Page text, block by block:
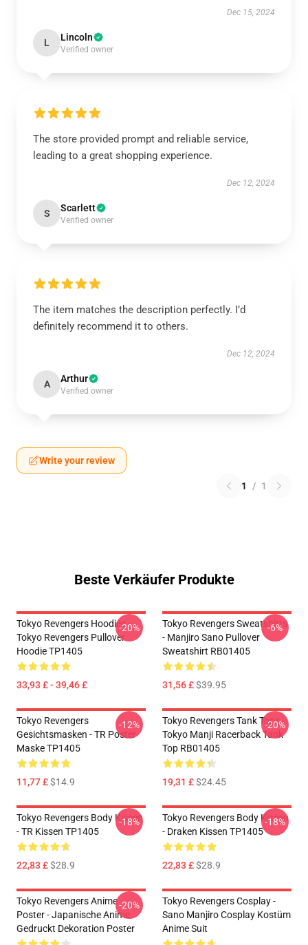
Dec 15, 2024
L Lincoln
Verified owner
The store provided prompt and reliable service,
leading to a great shopping experience.
Dec 12, 2024
S Scarlett
Verified owner
The item matches the description perfectly. I’d
definitely recommend it to others.
Dec 12, 2024
A Arthur
Verified owner
Write your review
1 / 1
Beste Verkäufer Produkte
Tokyo Revengers Hoodies -
Tokyo Revengers Pullover
Hoodie TP1405
33,93 £ - 39,46 £
-20%
Tokyo Revengers Sweatshirts
- Manjiro Sano Pullover
Sweatshirt RB01405
31,56 £$39.95
-6%
Tokyo Revengers
Gesichtsmasken - TR Poster
Maske TP1405
11,77 £$14.9
-12%
Tokyo Revengers Tank Tops -
Tokyo Manji Racerback Tank
Top RB01405
19,31 £$24.45
-20%
Tokyo Revengers Body Kissen
- TR Kissen TP1405
22,83 £$28.9
-18%
Tokyo Revengers Body Kissen
- Draken Kissen TP1405
22,83 £$28.9
-18%
Tokyo Revengers Anime
Poster - Japanische Anime
Gedruckt Dekoration Poster
-20%
Tokyo Revengers Cosplay -
Sano Manjiro Cosplay Kostüm
Anime Suit